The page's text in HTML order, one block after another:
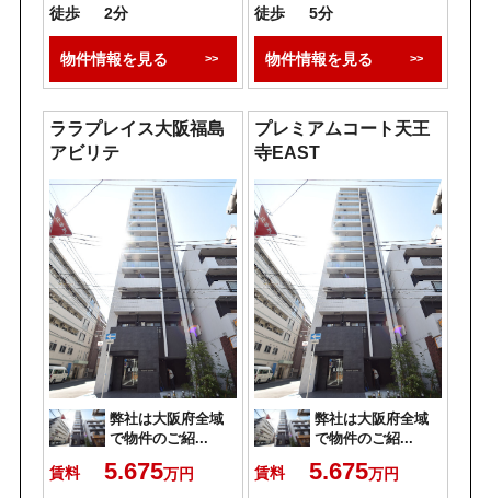
徒歩
2分
物件情報を見る
徒歩
5分
物件情報を見る
ララプレイス大阪福島
アビリテ
弊社は大阪府全域
で物件のご紹...
賃料 5.675万円
プレミアムコート天王
寺EAST
弊社は大阪府全域
で物件のご紹...
賃料 5.675万円